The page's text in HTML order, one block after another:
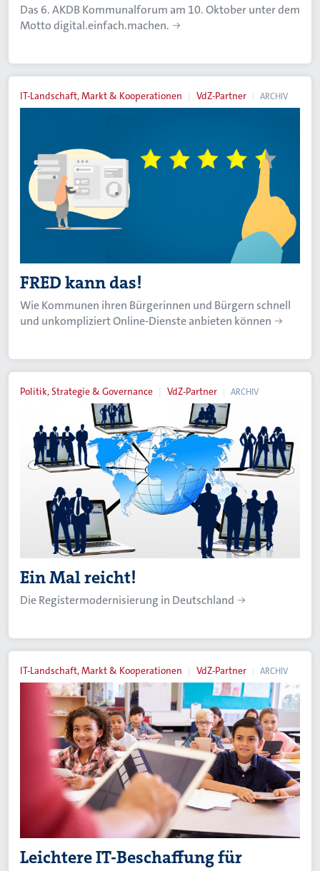
Das 6. AKDB Kommunalforum am 10. Oktober unter dem
Motto digital.einfach.machen.
IT-Landschaft, Markt & Kooperationen VdZ-Partner ARCHIV
FRED kann das!
Wie Kommunen ihren Bürgerinnen und Bürgern schnell
und unkompliziert Online-Dienste anbieten können
Politik, Strategie & Governance VdZ-Partner ARCHIV
Ein Mal reicht!
Die Registermodernisierung in Deutschland
IT-Landschaft, Markt & Kooperationen VdZ-Partner ARCHIV
Leichtere IT-Beschaffung für